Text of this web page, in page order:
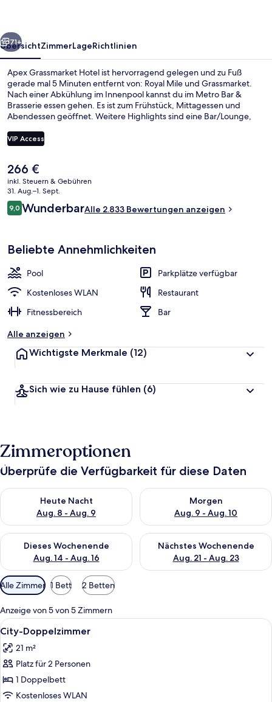
Weiter
71+
ÜbersichtZimmerLageRichtlinien
Apex Grassmarket Hotel ist hervorragend gelegen und zu Fuß
gerade mal 5 Minuten entfernt von: Royal Mile und Grassmarket.
Nach einer Abkühlung im Innenpool kannst du im Metro Bar &
Brasserie essen gehen. Es ist zum Frühstück, Mittagessen und
Abendessen geöffnet. Weitere Highlights sind eine Bar/Lounge,
die bequemen Betten und das hilfsbereite Personal sehr gut. Die
öffentlichen Verkehrsmittel sind ganz in der Nähe: Zur U-Bahn
VIP Access
Der
aktuelle
Preis
beträgt
266 €.
266 €
inkl. Steuern & Gebühren
31. Aug.–1. Sept.
Bewertungen
9,09,0 von 10.
WunderbarAlle 2.833 Bewertungen anzeigen
Beliebte Annehmlichkeiten
Pool
Parkplätze verfügbar
Kostenloses WLAN
Restaurant
Fitnessbereich
Bar
Alle anzeigen
Wichtigste Merkmale (12)
Sich wie zu Hause fühlen (6)
Zimmeroptionen
Überprüfe die Verfügbarkeit für diese Daten
Heute Nacht
Aug. 8 - Aug. 9
Überprüfe die Verfügbarkeit für heute Nacht, Aug. 8 - Aug. 9.
Morgen
Aug. 9 - Aug. 10
Überprüfe die Verfügbarkeit
Dieses Wochenende
Aug. 14 - Aug. 16
Überprüfe die Verfügbarkeit für dieses Wochenende, Aug. 14
Nächstes Wochenende
Aug. 21 - Aug. 23
Überprüfe die Verfügbarkeit
Verfügbare
Filter
für
Zimmer
Alle Zimmer 1 Bett 2 Betten
Anzeige von 5 von 5 Zimmern
Alle
Fotos
für
City-
Doppelzimmer
anzeigen
Ein Hotelzimmer mit einem großen
7
City-Doppelzimmer
21 m²
Platz für 2 Personen
1 Doppelbett
Kostenloses WLAN